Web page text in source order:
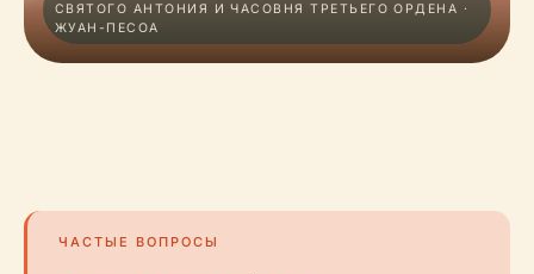
СВЯТОГО АНТОНИЯ И ЧАСОВНЯ ТРЕТЬЕГО ОРДЕНА ·
ЖУАН-ПЕСОА
ЧАСТЫЕ ВОПРОСЫ